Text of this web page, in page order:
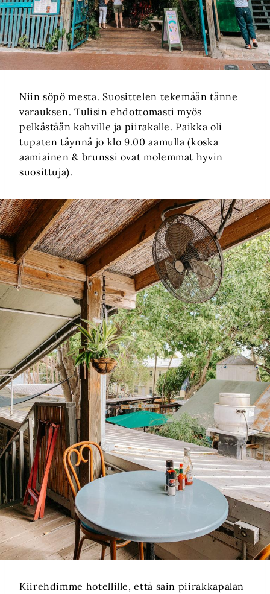
Niin söpö mesta. Suosittelen tekemään tänne
varauksen. Tulisin ehdottomasti myös
pelkästään kahville ja piirakalle. Paikka oli
tupaten täynnä jo klo 9.00 aamulla (koska
aamiainen & brunssi ovat molemmat hyvin
suosittuja).
Kiirehdimme hotellille, että sain piirakkapalan